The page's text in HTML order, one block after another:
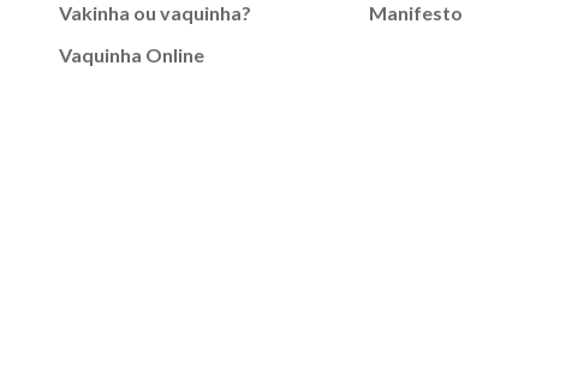
Vakinha ou vaquinha?
Vaquinha Online
Manifesto